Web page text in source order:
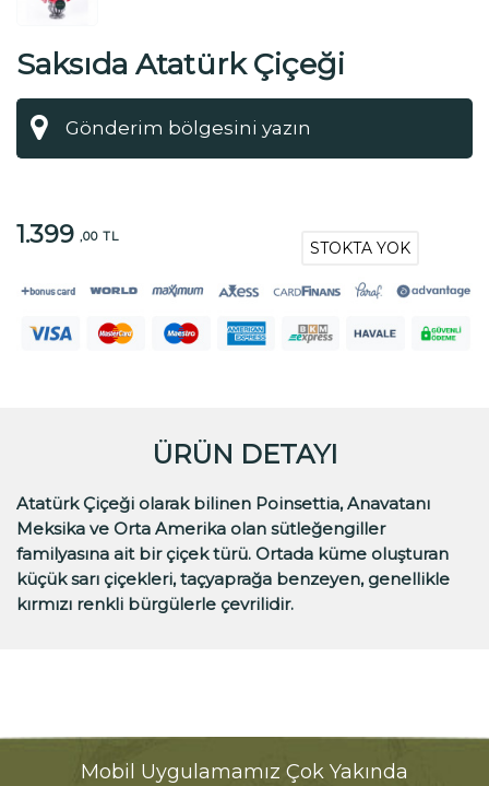
Saksıda Atatürk Çiçeği
1.399 ,00 TL
STOKTA YOK
ÜRÜN DETAYI
Atatürk Çiçeği olarak bilinen Poinsettia, Anavatanı
Meksika ve Orta Amerika olan sütleğengiller
familyasına ait bir çiçek türü. Ortada küme oluşturan
küçük sarı çiçekleri, taçyaprağa benzeyen, genellikle
kırmızı renkli bürgülerle çevrilidir.
Mobil Uygulamamız Çok Yakında